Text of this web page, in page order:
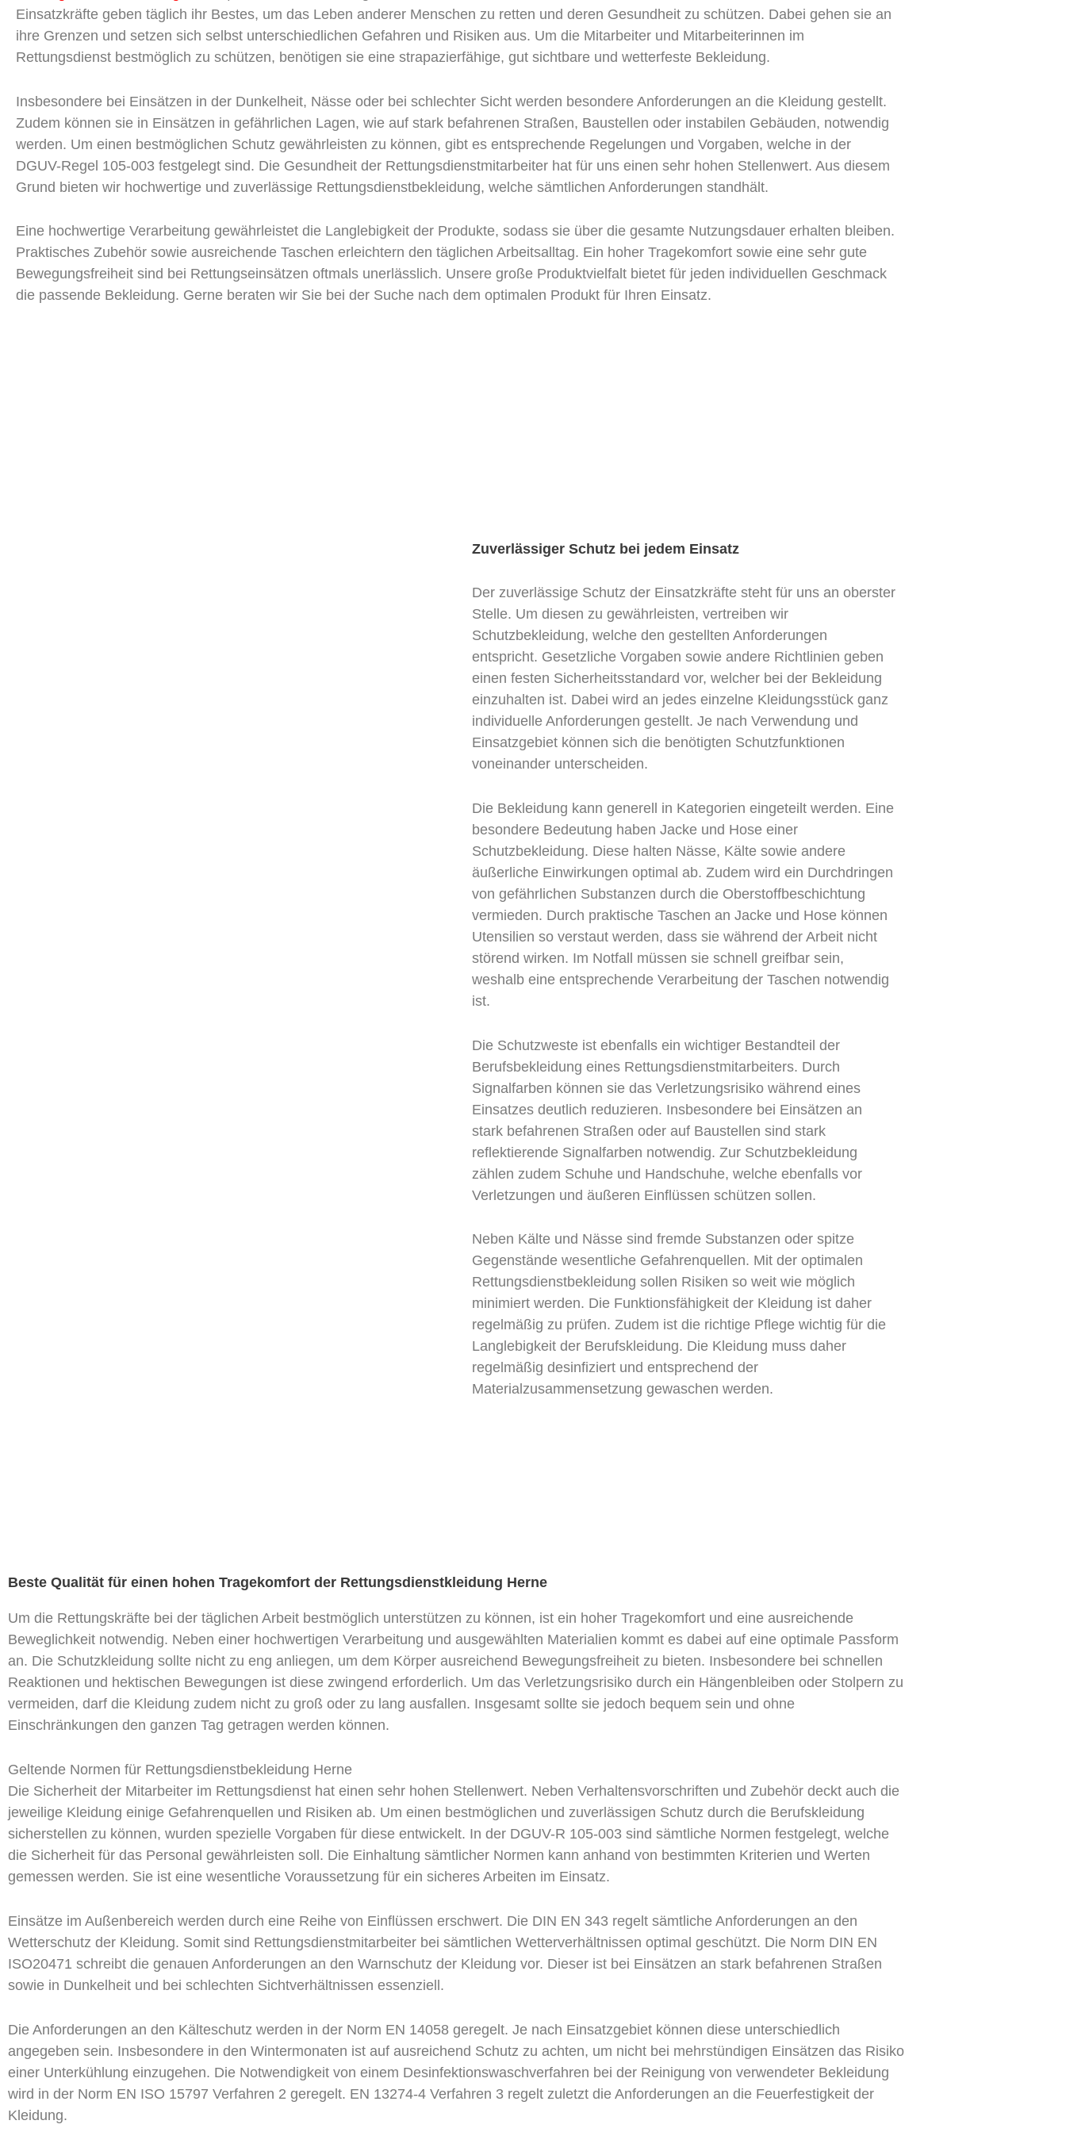
Einsatzkräfte geben täglich ihr Bestes, um das Leben anderer Menschen zu retten und deren Gesundheit zu schützen. Dabei gehen sie an
ihre Grenzen und setzen sich selbst unterschiedlichen Gefahren und Risiken aus. Um die Mitarbeiter und Mitarbeiterinnen im
Rettungsdienst bestmöglich zu schützen, benötigen sie eine strapazierfähige, gut sichtbare und wetterfeste Bekleidung.
Insbesondere bei Einsätzen in der Dunkelheit, Nässe oder bei schlechter Sicht werden besondere Anforderungen an die Kleidung gestellt.
Zudem können sie in Einsätzen in gefährlichen Lagen, wie auf stark befahrenen Straßen, Baustellen oder instabilen Gebäuden, notwendig
werden. Um einen bestmöglichen Schutz gewährleisten zu können, gibt es entsprechende Regelungen und Vorgaben, welche in der
DGUV-Regel 105-003 festgelegt sind. Die Gesundheit der Rettungsdienstmitarbeiter hat für uns einen sehr hohen Stellenwert. Aus diesem
Grund bieten wir hochwertige und zuverlässige Rettungsdienstbekleidung, welche sämtlichen Anforderungen standhält.
Eine hochwertige Verarbeitung gewährleistet die Langlebigkeit der Produkte, sodass sie über die gesamte Nutzungsdauer erhalten bleiben.
Praktisches Zubehör sowie ausreichende Taschen erleichtern den täglichen Arbeitsalltag. Ein hoher Tragekomfort sowie eine sehr gute
Bewegungsfreiheit sind bei Rettungseinsätzen oftmals unerlässlich. Unsere große Produktvielfalt bietet für jeden individuellen Geschmack
die passende Bekleidung. Gerne beraten wir Sie bei der Suche nach dem optimalen Produkt für Ihren Einsatz.
Zuverlässiger Schutz bei jedem Einsatz
Der zuverlässige Schutz der Einsatzkräfte steht für uns an oberster
Stelle. Um diesen zu gewährleisten, vertreiben wir
Schutzbekleidung, welche den gestellten Anforderungen
entspricht. Gesetzliche Vorgaben sowie andere Richtlinien geben
einen festen Sicherheitsstandard vor, welcher bei der Bekleidung
einzuhalten ist. Dabei wird an jedes einzelne Kleidungsstück ganz
individuelle Anforderungen gestellt. Je nach Verwendung und
Einsatzgebiet können sich die benötigten Schutzfunktionen
voneinander unterscheiden.
Die Bekleidung kann generell in Kategorien eingeteilt werden. Eine
besondere Bedeutung haben Jacke und Hose einer
Schutzbekleidung. Diese halten Nässe, Kälte sowie andere
äußerliche Einwirkungen optimal ab. Zudem wird ein Durchdringen
von gefährlichen Substanzen durch die Oberstoffbeschichtung
vermieden. Durch praktische Taschen an Jacke und Hose können
Utensilien so verstaut werden, dass sie während der Arbeit nicht
störend wirken. Im Notfall müssen sie schnell greifbar sein,
weshalb eine entsprechende Verarbeitung der Taschen notwendig
ist.
Die Schutzweste ist ebenfalls ein wichtiger Bestandteil der
Berufsbekleidung eines Rettungsdienstmitarbeiters. Durch
Signalfarben können sie das Verletzungsrisiko während eines
Einsatzes deutlich reduzieren. Insbesondere bei Einsätzen an
stark befahrenen Straßen oder auf Baustellen sind stark
reflektierende Signalfarben notwendig. Zur Schutzbekleidung
zählen zudem Schuhe und Handschuhe, welche ebenfalls vor
Verletzungen und äußeren Einflüssen schützen sollen.
Neben Kälte und Nässe sind fremde Substanzen oder spitze
Gegenstände wesentliche Gefahrenquellen. Mit der optimalen
Rettungsdienstbekleidung sollen Risiken so weit wie möglich
minimiert werden. Die Funktionsfähigkeit der Kleidung ist daher
regelmäßig zu prüfen. Zudem ist die richtige Pflege wichtig für die
Langlebigkeit der Berufskleidung. Die Kleidung muss daher
regelmäßig desinfiziert und entsprechend der
Materialzusammensetzung gewaschen werden.
Beste Qualität für einen hohen Tragekomfort der Rettungsdienstkleidung Herne
Um die Rettungskräfte bei der täglichen Arbeit bestmöglich unterstützen zu können, ist ein hoher Tragekomfort und eine ausreichende
Beweglichkeit notwendig. Neben einer hochwertigen Verarbeitung und ausgewählten Materialien kommt es dabei auf eine optimale Passform
an. Die Schutzkleidung sollte nicht zu eng anliegen, um dem Körper ausreichend Bewegungsfreiheit zu bieten. Insbesondere bei schnellen
Reaktionen und hektischen Bewegungen ist diese zwingend erforderlich. Um das Verletzungsrisiko durch ein Hängenbleiben oder Stolpern zu
vermeiden, darf die Kleidung zudem nicht zu groß oder zu lang ausfallen. Insgesamt sollte sie jedoch bequem sein und ohne
Einschränkungen den ganzen Tag getragen werden können.
Geltende Normen für Rettungsdienstbekleidung Herne
Die Sicherheit der Mitarbeiter im Rettungsdienst hat einen sehr hohen Stellenwert. Neben Verhaltensvorschriften und Zubehör deckt auch die
jeweilige Kleidung einige Gefahrenquellen und Risiken ab. Um einen bestmöglichen und zuverlässigen Schutz durch die Berufskleidung
sicherstellen zu können, wurden spezielle Vorgaben für diese entwickelt. In der DGUV-R 105-003 sind sämtliche Normen festgelegt, welche
die Sicherheit für das Personal gewährleisten soll. Die Einhaltung sämtlicher Normen kann anhand von bestimmten Kriterien und Werten
gemessen werden. Sie ist eine wesentliche Voraussetzung für ein sicheres Arbeiten im Einsatz.
Einsätze im Außenbereich werden durch eine Reihe von Einflüssen erschwert. Die DIN EN 343 regelt sämtliche Anforderungen an den
Wetterschutz der Kleidung. Somit sind Rettungsdienstmitarbeiter bei sämtlichen Wetterverhältnissen optimal geschützt. Die Norm DIN EN
ISO20471 schreibt die genauen Anforderungen an den Warnschutz der Kleidung vor. Dieser ist bei Einsätzen an stark befahrenen Straßen
sowie in Dunkelheit und bei schlechten Sichtverhältnissen essenziell.
Die Anforderungen an den Kälteschutz werden in der Norm EN 14058 geregelt. Je nach Einsatzgebiet können diese unterschiedlich
angegeben sein. Insbesondere in den Wintermonaten ist auf ausreichend Schutz zu achten, um nicht bei mehrstündigen Einsätzen das Risiko
einer Unterkühlung einzugehen. Die Notwendigkeit von einem Desinfektionswaschverfahren bei der Reinigung von verwendeter Bekleidung
wird in der Norm EN ISO 15797 Verfahren 2 geregelt. EN 13274-4 Verfahren 3 regelt zuletzt die Anforderungen an die Feuerfestigkeit der
Kleidung.